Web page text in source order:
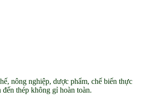
nông nghiệp, dược phẩm, chế biến thực
thép không gỉ hoàn toàn.